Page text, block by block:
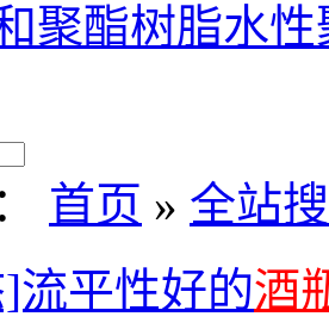
聚酯树脂水性
首页 » 全站
流平性好的酒